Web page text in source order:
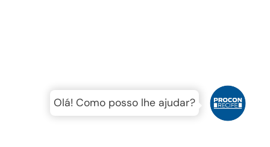
Olá! Como posso lhe ajudar?